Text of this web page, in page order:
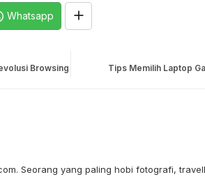
Whatsapp
Tips Memilih Laptop
Browsing
Seorang yang paling hobi fotografi,